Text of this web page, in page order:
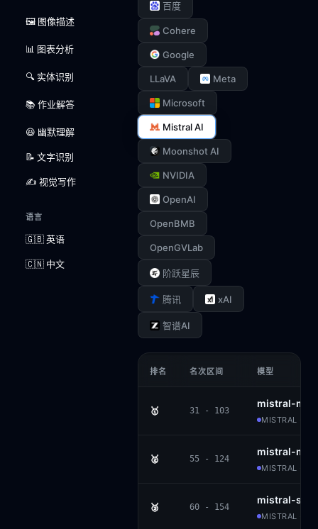
🖼️ 图像描述
📊 图表分析
🔍 实体识别
📚 作业解答
😆 幽默理解
📝 文字识别
✍️ 视觉写作
语言
🇬🇧 英语
🇨🇳 中文
百度
Cohere
Google
LLaVA Meta
Microsoft
Mistral AI
Moonshot AI
NVIDIA
OpenAI
OpenBMB
OpenGVLab
阶跃星辰
腾讯 xAI
智谱AI
排名 名次区间 模型
🥇 31 - 103
mistral-
MISTRAL ·
🥈 55 - 124
mistral-
MISTRAL ·
🥉 60 - 154
mistral-
MISTRAL ·